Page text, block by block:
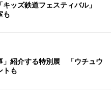
キッズ鉄道フェスティバル」
も
」紹介する特別展 「ウチュウ
トも